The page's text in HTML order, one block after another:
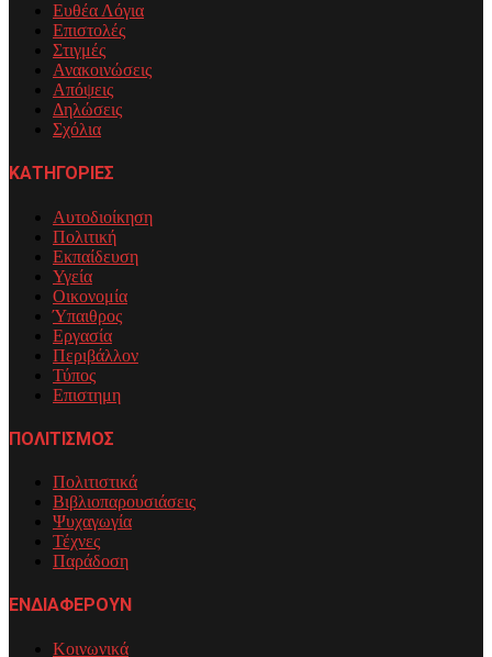
Ευθέα Λόγια
Επιστολές
Στιγμές
Ανακοινώσεις
Απόψεις
Δηλώσεις
Σχόλια
ΚΑΤΗΓΟΡΙΕΣ
Αυτοδιοίκηση
Πολιτική
Εκπαίδευση
Υγεία
Οικονομία
Ύπαιθρος
Εργασία
Περιβάλλον
Τύπος
Επιστημη
ΠΟΛΙΤΙΣΜΟΣ
Πολιτιστικά
Βιβλιοπαρουσιάσεις
Ψυχαγωγία
Τέχνες
Παράδοση
ΕΝΔΙΑΦΕΡΟΥΝ
Κοινωνικά